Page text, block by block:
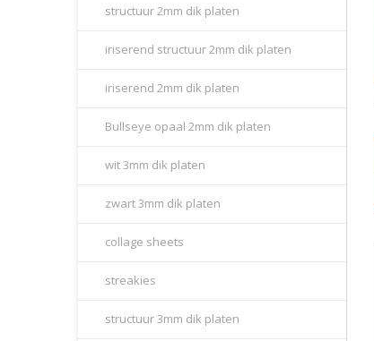
structuur 2mm dik platen
iriserend structuur 2mm dik platen
iriserend 2mm dik platen
Bullseye opaal 2mm dik platen
wit 3mm dik platen
zwart 3mm dik platen
collage sheets
streakies
structuur 3mm dik platen